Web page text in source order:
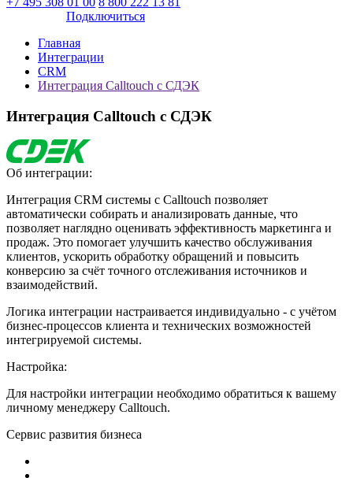
Подключиться
Главная
Интеграции
CRM
Интеграция Calltouch с СДЭК
Интеграция Calltouch с СДЭК
Об интеграции:
Интеграция CRM системы с Calltouch позволяет
автоматически собирать и анализировать данные, что
позволяет наглядно оценивать эффективность маркетинга и
продаж. Это помогает улучшить качество обслуживания
клиентов, ускорить обработку обращений и повысить
конверсию за счёт точного отслеживания источников и
взаимодействий.
Логика интеграции настраивается индивидуально - с учётом
бизнес-процессов клиента и технических возможностей
интегрируемой системы.
Настройка:
Для настройки интеграции необходимо обратиться к вашему
личному менеджеру Calltouch.
Сервис развития бизнеса